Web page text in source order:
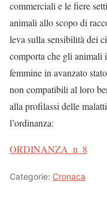
commerciali e le fiere
animali allo scopo di
leva sulla sensibilità dei
comporta che gli animali
femmine in avanzato
non compatibili al loro
alla profilassi delle
l’ordinanza:
ORDINANZA_n_8
Categorie: Cronaca